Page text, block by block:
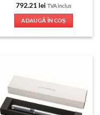
792.21 lei TVA inclus
ADAUGĂ ÎN COȘ